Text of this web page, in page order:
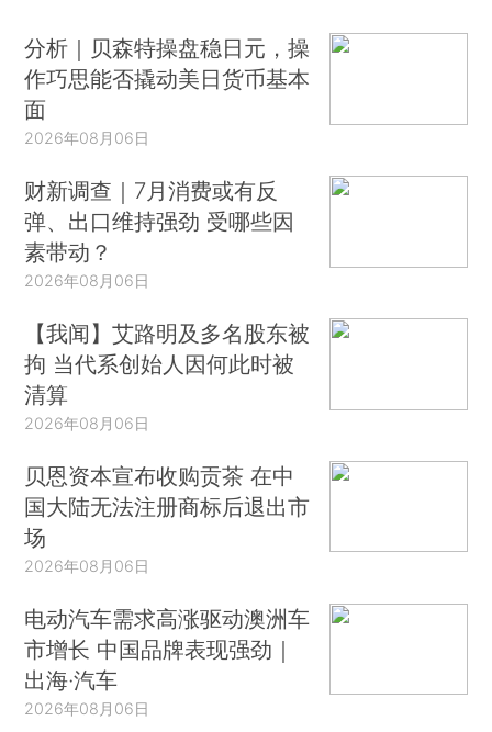
分析｜贝森特操盘稳日元，操
作巧思能否撬动美日货币基本
面
2026年08月06日
财新调查｜7月消费或有反
弹、出口维持强劲 受哪些因
素带动？
2026年08月06日
【我闻】艾路明及多名股东被
拘 当代系创始人因何此时被
清算
2026年08月06日
贝恩资本宣布收购贡茶 在中
国大陆无法注册商标后退出市
场
2026年08月06日
电动汽车需求高涨驱动澳洲车
市增长 中国品牌表现强劲｜
出海·汽车
2026年08月06日